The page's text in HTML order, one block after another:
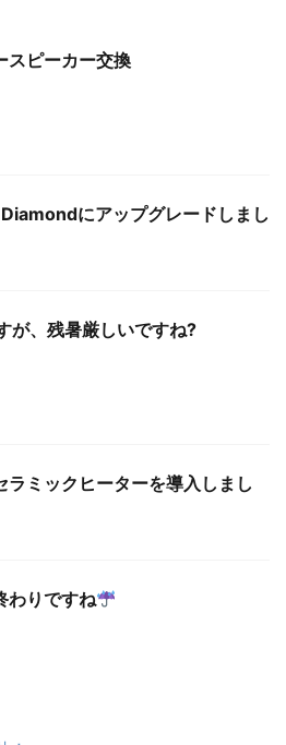
スピーカー交換
にアップグレードしまし
が、残暑厳しいですね?
ラミックヒーターを導入しまし
わりですね